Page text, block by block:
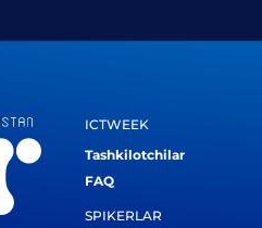
ICTWEEK
Tashkilotchilar
FAQ
SPIKERLAR